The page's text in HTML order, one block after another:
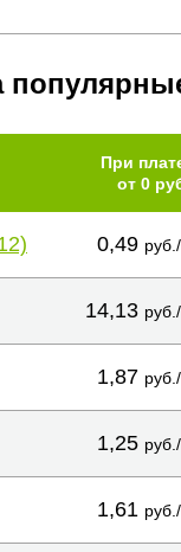
При
от 0
0,49
14,13
1,87
1,25
1,61